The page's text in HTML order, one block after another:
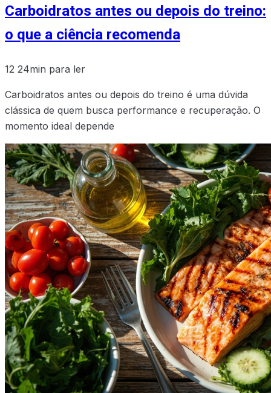
Carboidratos antes ou depois do treino:
o que a ciência recomenda
12 24min para ler
Carboidratos antes ou depois do treino é uma dúvida
clássica de quem busca performance e recuperação. O
momento ideal depende